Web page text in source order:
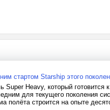
стартом Starship этого
Heavy, который готовится
для текущего поколения
полёта строится на опыте